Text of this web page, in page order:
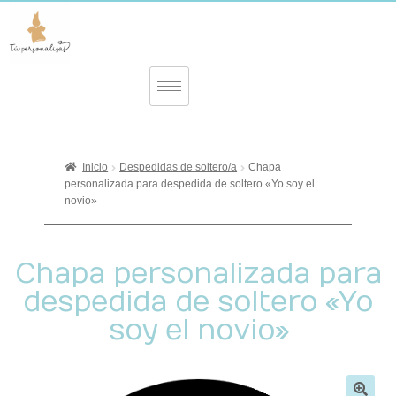
Inicio Despedidas de soltero/a
Chapa
personalizada para despedida de soltero «Yo soy el
novio»
Chapa personalizada para
despedida de soltero «Yo
soy el novio»